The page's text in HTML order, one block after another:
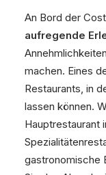
An Bord der
aufregende
machen. Eines
Restaurants, in
lassen können.
Hauptrestaurant
gastronomische